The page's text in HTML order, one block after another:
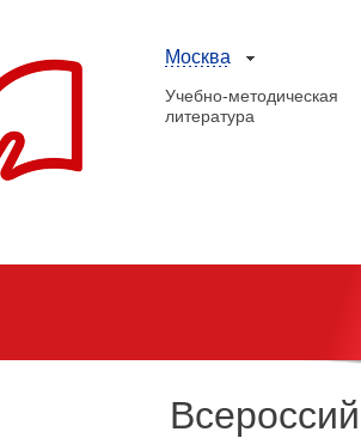
Москва
Учебно-методическая
литература